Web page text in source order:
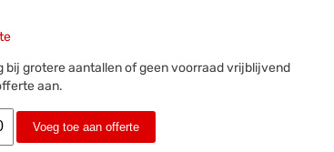
bij grotere aantallen of geen voorraad vrijblijvend
aan.
Voeg toe aan offerte